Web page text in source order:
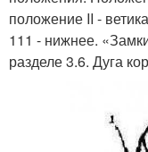
положение II -
111 - нижнее.
разделе 3.6. Дуга